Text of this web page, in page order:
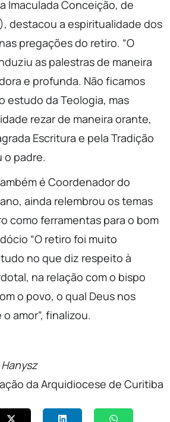
Imaculada Conceição, de
destacou a espiritualidade dos
pregações do retiro. “O
as palestras de maneira
e profunda. Não ficamos
estudo da Teologia, mas
rezar de maneira orante,
Escritura e pela Tradição
o padre.
é Coordenador do
ainda relembrou os temas
como ferramentas para o bom
“O retiro foi muito
no que diz respeito à
na relação com o bispo
o povo, o qual Deus nos
amor”, finalizou.
da Arquidiocese de Curitiba